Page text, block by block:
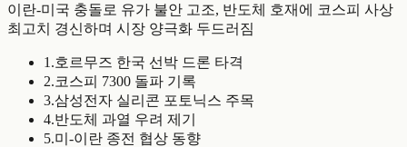
이란-미국 충돌로 유가 불안 고조, 반도체 호재에 코스피 사상
최고치 경신하며 시장 양극화 두드러짐
1 .호르무즈 한국 선박 드론 타격
2.코스피 7300 돌파 기록
3.삼성전자 실리콘 포토닉스 주목
4.반도체 과열 우려 제기
5.미-이란 종전 협상 동향